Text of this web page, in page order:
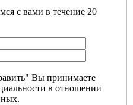
с вами в течение 20
Вы принимаете
в отношении